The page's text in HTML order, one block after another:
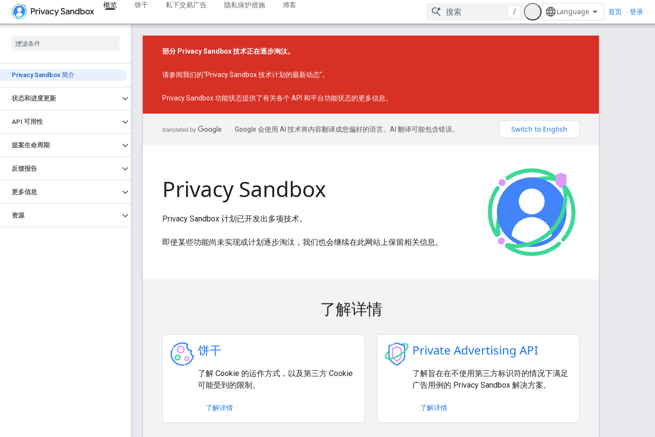
概览 饼干 私下交易广告 隐私保护措施 博客
/ 首页 登录
Privacy Sandbox 简介
状态和进度更新
API 可用性
提案生命周期
反馈报告
更多信息
资源
部分 Privacy Sandbox 技术正在逐步淘汰。
请参阅我们的“Privacy Sandbox 技术计划的最新动态”。
Privacy Sandbox 功能状态提供了有关各个 API 和平台功能状态的更多信息。
Google 会使用 AI 技术将内容翻译成您偏好的语言。AI 翻译可能包含错误。
Privacy Sandbox
Privacy Sandbox 计划已开发出多项技术。
即使某些功能尚未实现或计划逐步淘汰，我们也会继续在此网站上保留相关信息。
了解详情
饼干
了解 Cookie 的运作方式，以及第三方 Cookie
可能受到的限制。
了解详情
Private Advertising API
了解旨在在不使用第三方标识符的情况下满足
广告用例的 Privacy Sandbox 解决方案。
了解详情